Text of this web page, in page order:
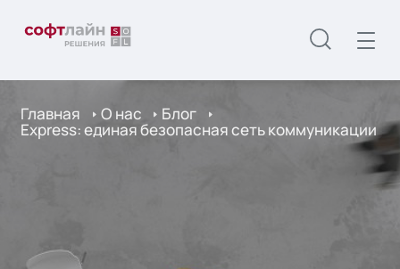
Главная О нас Блог
Express: единая безопасная сеть коммуникации